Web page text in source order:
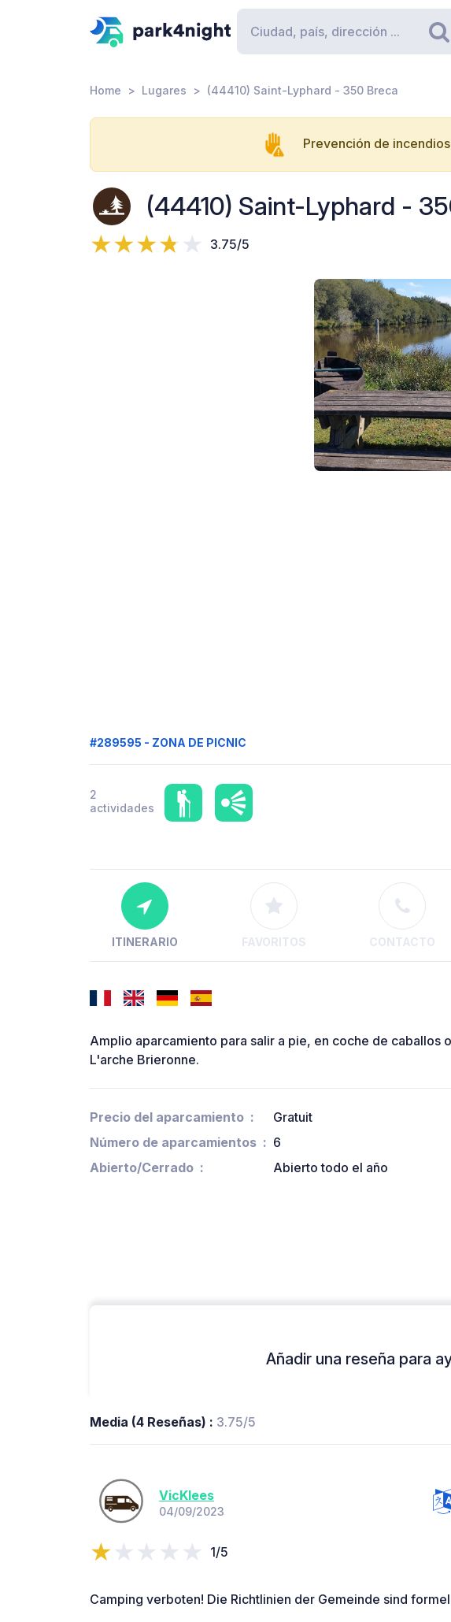
Home Lugares (44410) Saint-Lyphard - 350 Breca
Prevención de
(44410) Saint-Lyphard -
3.75/5
#289595 - ZONA DE PICNIC
2
actividades
ITINERARIO FAVORITOS CONTACTO
Amplio aparcamiento para salir a pie, en coche de caballos
L'arche Brieronne.
Precio del aparcamiento
Gratuit
Número de aparcamientos
6
Abierto/Cerrado
Abierto todo el año
Añadir una reseña para
Media (4 Reseñas) : 3.75/5
VicKlees
04/09/2023
1/5
Camping verboten! Die Richtlinien der Gemeinde sind